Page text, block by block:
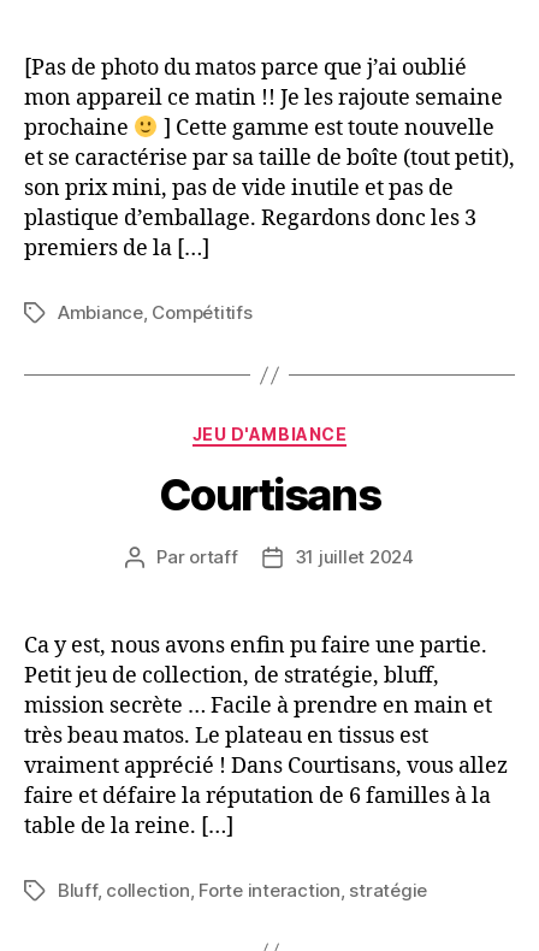
[Pas de photo du matos parce que j’ai oublié
mon appareil ce matin !! Je les rajoute semaine
prochaine
] Cette gamme est toute nouvelle
et se caractérise par sa taille de boîte (tout petit),
son prix mini, pas de vide inutile et pas de
plastique d’emballage. Regardons donc les 3
premiers de la […]
Étiquettes
Ambiance, Compétitifs
Catégories
JEU D'AMBIANCE
Courtisans
Auteur
Par ortaff
Date31 juillet 2024
Ca y est, nous avons enfin pu faire une partie.
Petit jeu de collection, de stratégie, bluff,
mission secrète … Facile à prendre en main et
très beau matos. Le plateau en tissus est
vraiment apprécié ! Dans Courtisans, vous allez
faire et défaire la réputation de 6 familles à la
table de la reine. […]
Étiquettes
Bluff, collection Forte interaction stratégie